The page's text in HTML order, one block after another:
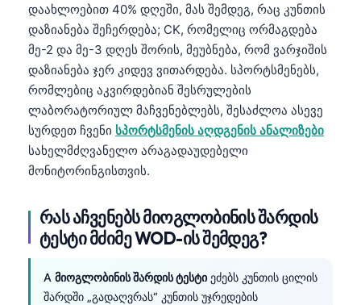
დაახლოებით 40% დღეში, მას შემდეგ, რაც კუნთის
დაზიანება შეჩერდება; CK, რომელიც ორმაგდება
მე-2 და მე-3 დღეს შორის, მეუბნება, რომ ვარჯიშის
დაზიანება ჯერ კიდევ ვითარდება. სპორტსმენებს,
რომლებიც აკვირდებიან შესრულების
ლაბორატორიულ მაჩვენებლებს, შესაძლოა ასევე
სურდეთ ჩვენი სპორტსმენის აღდგენის ანალიზები
სახელმძღვანელო არაგადაუდებელი
მონიტორინგისთვის.
რას აჩვენებს მიოგლობინის შარდის
ტესტი მძიმე WOD-ის შემდეგ?
A მიოგლობინის შარდის ტესტი ეძებს კუნთის ცილის
შარდში „გადაღვრას“ კუნთის უჯრედების